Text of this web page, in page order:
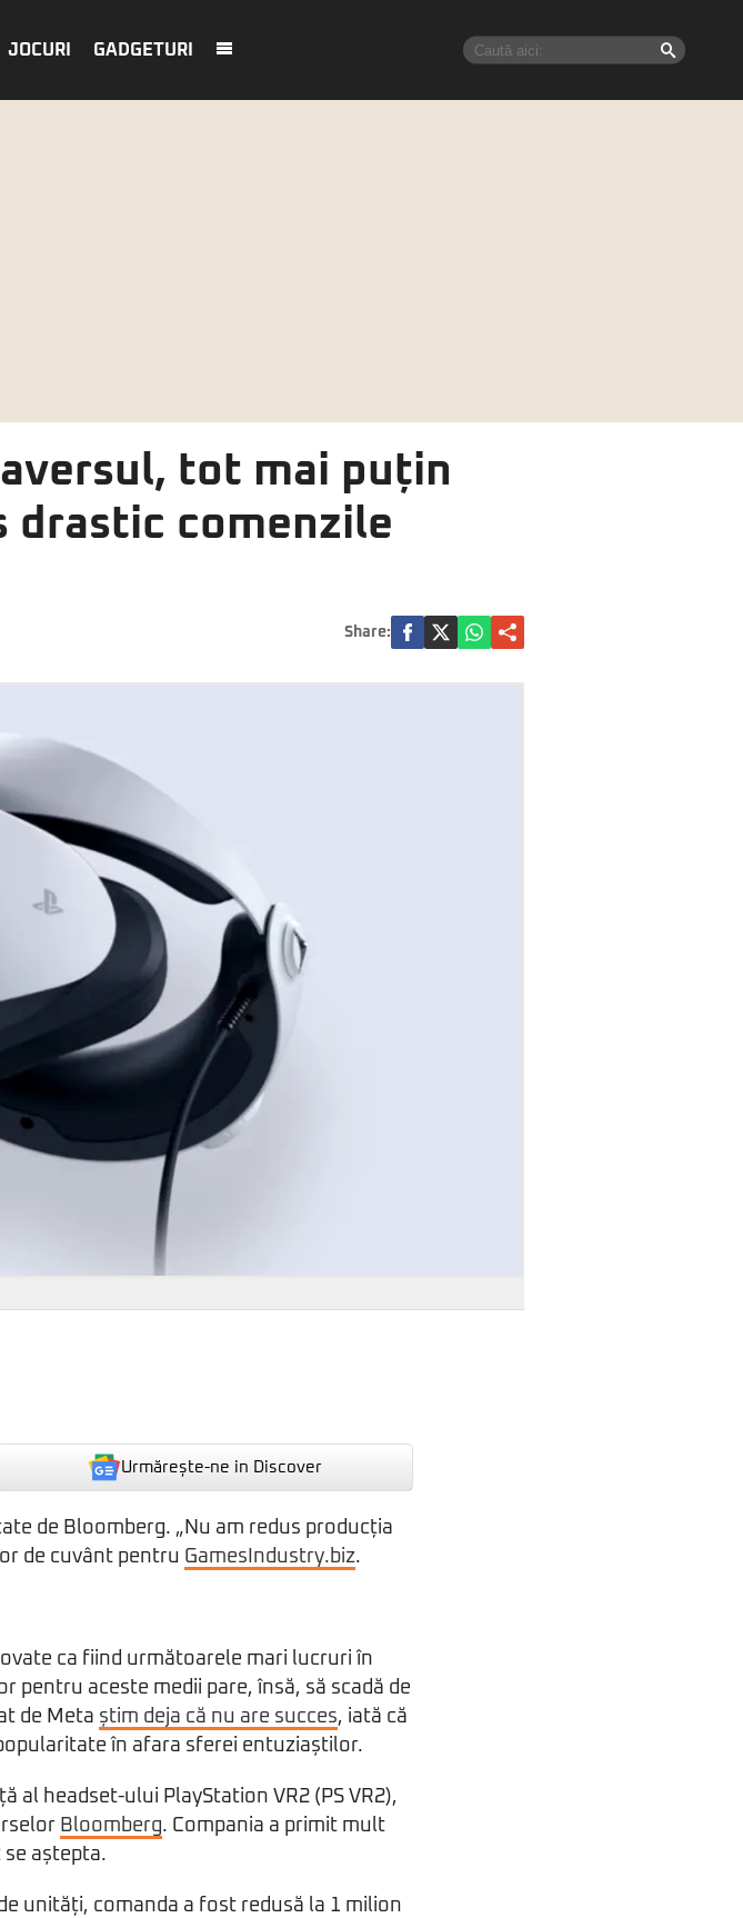
JOCURI GADGETURI
tot mai puțin
drastic comenzile
Share:
Urmărește-ne in Discover
de Bloomberg. „Nu am redus producția
de cuvânt pentru GamesIndustry.biz.
ca fiind următoarele mari lucruri în
aceste medii pare, însă, să scadă de
de Meta știm deja că nu are succes, iată că
în afara sferei entuziaștilor.
al headset-ului PlayStation VR2 (PS VR2),
Bloomberg. Compania a primit mult
aștepta.
unități, comanda a fost redusă la 1 milion